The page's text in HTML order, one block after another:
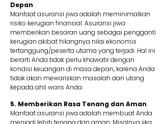
Depan
Manfaat asuransi jiwa adalah meminimalkan
risiko kerugian finansial. Asuransi jiwa
memberikan besaran uang sebagai pengganti
kerugian akibat hilangnya nilai ekonomis
tertanggung/peserta utama yang terjadi. Hal ini
berarti Anda tidak perlu khawatir dengan
kondisi keuangan di masa depan, karena Anda
tidak akan mewariskan masalah dan utang
kepada ahli waris Anda.
5. Memberikan Rasa Tenang dan Aman
Manfaat asuransi jiwa adalah membuat Anda
menjadi lebih tenang dan aman. Misalnya jika